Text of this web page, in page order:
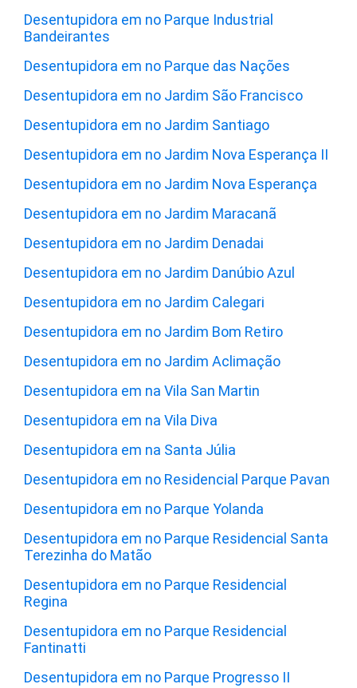
Desentupidora em no Parque Industrial
Bandeirantes
Desentupidora em no Parque das Nações
Desentupidora em no Jardim São Francisco
Desentupidora em no Jardim Santiago
Desentupidora em no Jardim Nova Esperança II
Desentupidora em no Jardim Nova Esperança
Desentupidora em no Jardim Maracanã
Desentupidora em no Jardim Denadai
Desentupidora em no Jardim Danúbio Azul
Desentupidora em no Jardim Calegari
Desentupidora em no Jardim Bom Retiro
Desentupidora em no Jardim Aclimação
Desentupidora em na Vila San Martin
Desentupidora em na Vila Diva
Desentupidora em na Santa Júlia
Desentupidora em no Residencial Parque Pavan
Desentupidora em no Parque Yolanda
Desentupidora em no Parque Residencial Santa
Terezinha do Matão
Desentupidora em no Parque Residencial
Regina
Desentupidora em no Parque Residencial
Fantinatti
Desentupidora em no Parque Progresso II